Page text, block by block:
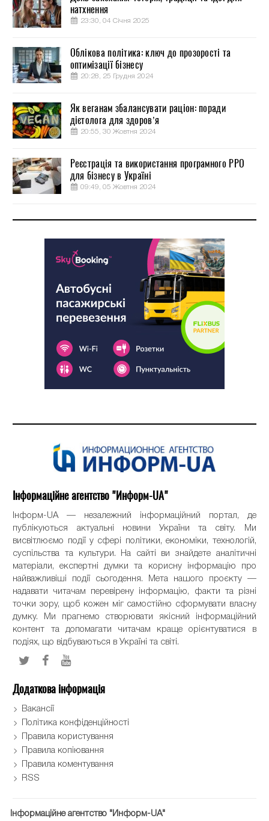
натхнення
23:30, 04 Січня 2025
Облікова політика: ключ до прозорості та
оптимізації бізнесу
20:28, 25 Грудня 2024
Як веганам збалансувати раціон: поради
дієтолога для здоров’я
20:55, 30 Жовтня 2024
Реєстрація та використання програмного РРО
для бізнесу в Україні
09:49, 05 Жовтня 2024
Інформаційне агентство "Информ-UA"
Інформ-UA — незалежний інформаційний портал, де
публікуються актуальні новини України та світу. Ми
висвітлюємо події у сфері політики, економіки, технологій,
суспільства та культури. На сайті ви знайдете аналітичні
матеріали, експертні думки та корисну інформацію про
найважливіші події сьогодення. Мета нашого проєкту —
надавати читачам перевірену інформацію, факти та різні
точки зору, щоб кожен міг самостійно сформувати власну
думку. Ми прагнемо створювати якісний інформаційний
контент та допомагати читачам краще орієнтуватися в
подіях, що відбуваються в Україні та світі.
Додаткова інформація
Вакансії
Політика конфіденційності
Правила користування
Правила копіювання
Правила коментування
RSS
Інформаційне агентство "Информ-UA"